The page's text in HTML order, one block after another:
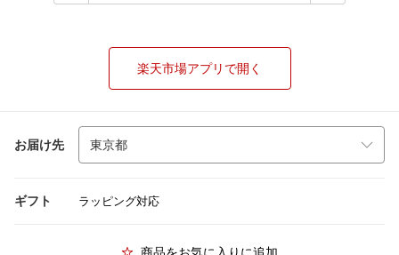
楽天市場アプリで開く
お届け先
ギフト ラッピング対応